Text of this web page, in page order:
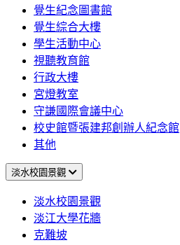
覺生紀念圖書館
覺生綜合大樓
學生活動中心
視聽教育館
行政大樓
宮燈教室
守謙國際會議中心
校史館暨張建邦創辦人紀念館
其他
淡水校園景觀
淡水校園景觀
淡江大學花牆
克難坡